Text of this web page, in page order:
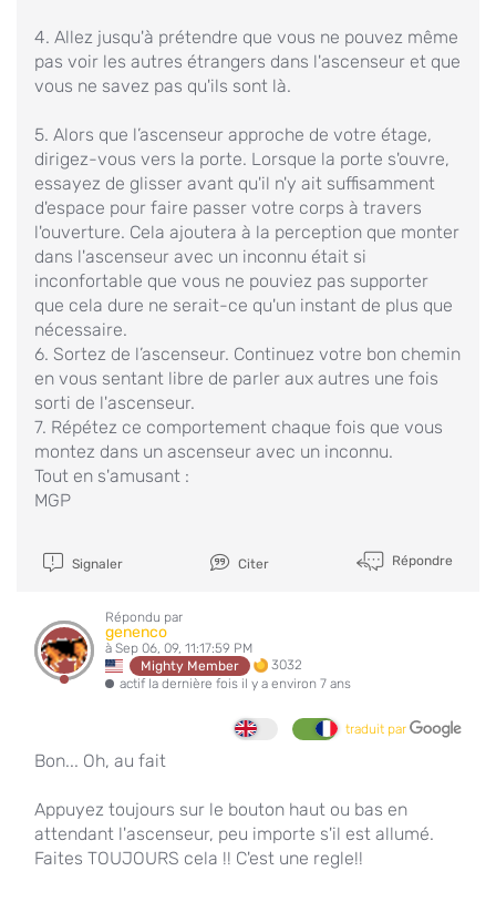
4. Allez jusqu'à prétendre que vous ne pouvez même
pas voir les autres étrangers dans l'ascenseur et que
vous ne savez pas qu'ils sont là.
5. Alors que l’ascenseur approche de votre étage,
dirigez-vous vers la porte. Lorsque la porte s'ouvre,
essayez de glisser avant qu'il n'y ait suffisamment
d'espace pour faire passer votre corps à travers
l'ouverture. Cela ajoutera à la perception que monter
dans l'ascenseur avec un inconnu était si
inconfortable que vous ne pouviez pas supporter
que cela dure ne serait-ce qu'un instant de plus que
nécessaire.
6. Sortez de l’ascenseur. Continuez votre bon chemin
en vous sentant libre de parler aux autres une fois
sorti de l'ascenseur.
7. Répétez ce comportement chaque fois que vous
montez dans un ascenseur avec un inconnu.
Tout en s'amusant :
MGP
Signaler Citer Répondre
Répondu par
genenco
à Sep 06, 09, 11:17:59 PM
Mighty Member
3032
actif la dernière fois il y a environ 7 ans
traduit par
Bon... Oh, au fait
Appuyez toujours sur le bouton haut ou bas en
attendant l'ascenseur, peu importe s'il est allumé.
Faites TOUJOURS cela !! C'est une regle!!